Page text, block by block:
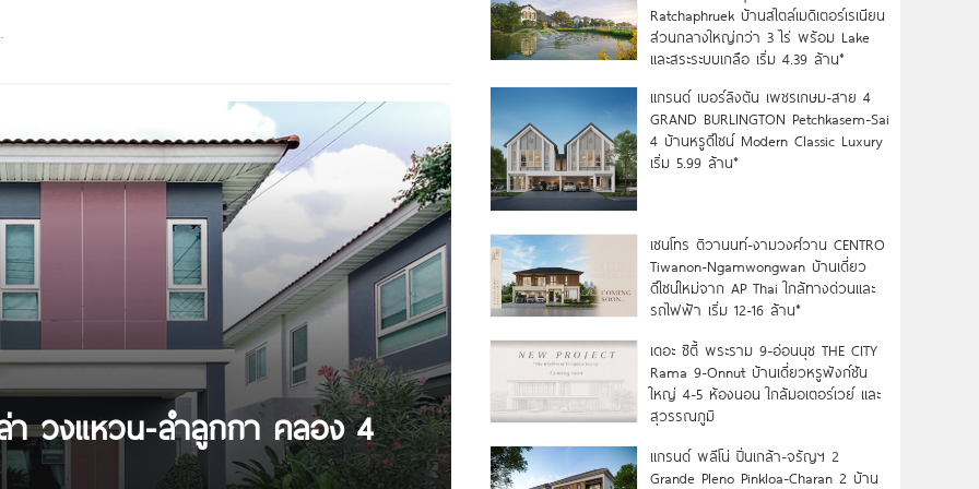
า วงแหวน-ลำลูกกา คลอง 4
Ratchaphruek บ้านสไตล์เมดิเตอร์เรเนียน
ส่วนกลางใหญ่กว่า 3 ไร่ พร้อม Lake
และสระระบบเกลือ เริ่ม 4.39 ล้าน*
แกรนด์ เบอร์ลิงตัน เพชรเกษม-สาย 4
GRAND BURLINGTON Petchkasem-Sai
4 บ้านหรูดีไซน์ Modern Classic Luxury
เริ่ม 5.99 ล้าน*
เซนโทร ติวานนท์-งามวงศ์วาน CENTRO
Tiwanon-Ngamwongwan บ้านเดี่ยว
ดีไซน์ใหม่จาก AP Thai ใกล้ทางด่วนและ
รถไฟฟ้า เริ่ม 12-16 ล้าน*
เดอะ ซิตี้ พระราม 9-อ่อนนุช THE CITY
Rama 9-Onnut บ้านเดี่ยวหรูฟังก์ชัน
ใหญ่ 4-5 ห้องนอน ใกล้มอเตอร์เวย์ และ
สุวรรณภูมิ
แกรนด์ พลีโน่ ปิ่นเกล้า-จรัญฯ 2
Grande Pleno Pinkloa-Charan 2 บ้าน